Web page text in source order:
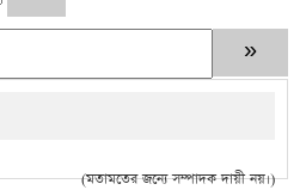
(মতামতের জন্যে সম্পাদক দায়ী নয়।)